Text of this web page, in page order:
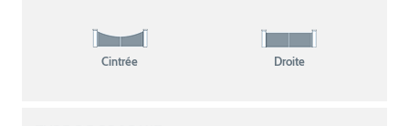
Cintrée Droite